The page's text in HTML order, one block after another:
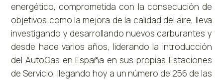
energético, comprometida con la consecución de
objetivos como la mejora de la calidad del aire, lleva
investigando y desarrollando nuevos carburantes y
desde hace varios años, liderando la introducción
del AutoGas en España en sus propias Estaciones
de Servicio, llegando hoy a un número de 256 de las